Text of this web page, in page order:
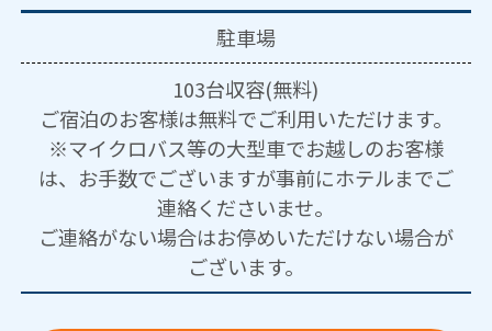
駐車場
103台収容(無料)
ご宿泊のお客様は無料でご利用いただけます。
※マイクロバス等の大型車でお越しのお客様
は、お手数でございますが事前にホテルまでご
連絡くださいませ。
ご連絡がない場合はお停めいただけない場合が
ございます。